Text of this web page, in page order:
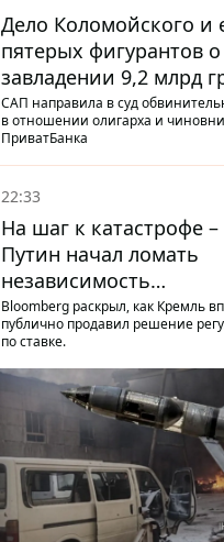
Дело Коломойского и
пятерых фигурантов о
завладении 9,2 млрд
ПриватБанка
суд
САП направила в суд
в отношении олигарха и
ПриватБанка
22:33
На шаг к катастрофе –
Путин начал ломать
независимость
собственного
заставив снизить
Bloomberg раскрыл, как Кремль
публично продавил решение
по ставке.